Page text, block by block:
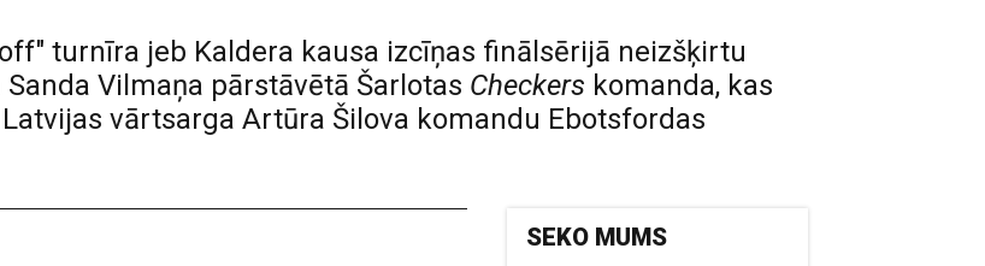
turnīra jeb Kaldera kausa izcīņas finālsērijā neizšķirtu
Vilmaņa pārstāvētā Šarlotas Checkers komanda, kas
vārtsarga Artūra Šilova komandu Ebotsfordas
SEKO MUMS